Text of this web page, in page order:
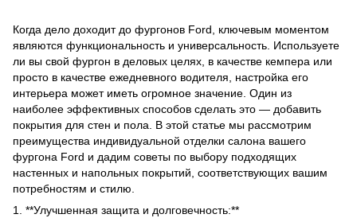
Когда дело доходит до фургонов Ford, ключевым моментом
являются функциональность и универсальность. Используете
ли вы свой фургон в деловых целях, в качестве кемпера или
просто в качестве ежедневного водителя, настройка его
интерьера может иметь огромное значение. Один из
наиболее эффективных способов сделать это — добавить
покрытия для стен и пола. В этой статье мы рассмотрим
преимущества индивидуальной отделки салона вашего
фургона Ford и дадим советы по выбору подходящих
настенных и напольных покрытий, соответствующих вашим
потребностям и стилю.
1. **Улучшенная защита и долговечность:**